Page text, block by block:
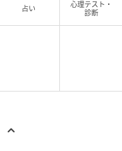
占い
心理テスト・
診断